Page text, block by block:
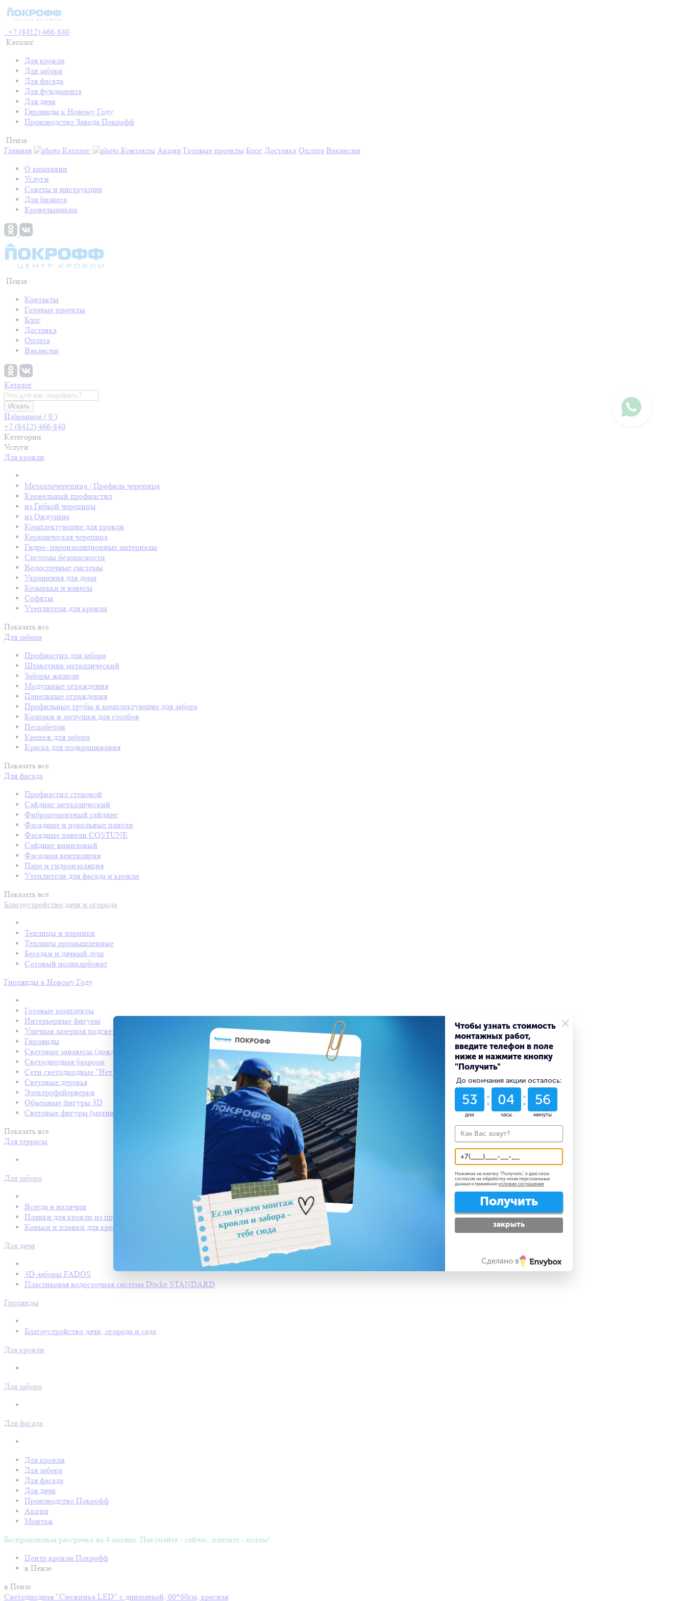
+7 (8412) 466-840
Каталог
Для кровли
Для забора
Для фасада
Для фундамента
Для дачи
Гирлянды к Новому Году
Производство Завода Покрофф
Пенза
Главная
Каталог Контакты Акции Готовые проекты Блог Доставка Оплата Вакансии
О компании
Услуги
Советы и инструкции
Для бизнеса
Кровельщикам
Пенза
Контакты
Готовые проекты
Блог
Доставка
Оплата
Вакансии
Каталог
Искать
Избранное ( 0 )
+7 (8412) 466-840
Категории
Услуги
Для кровли
Металлочерепица / Профиль черепица
Кровельный профнастил
из Гибкой черепицы
из Ондулина
Комплектующие для кровли
Керамическая черепица
Гидро- пароизоляционные материалы
Системы безопасности
Водосточные системы
Украшения для дома
Козырьки и навесы
Софиты
Утеплители для кровли
Показать все
Для забора
Профнастил для забора
Штакетник металлический
Заборы жалюзи
Модульные ограждения
Панельные ограждения
Профильные трубы и комплектующие для забора
Колпаки и заглушки для столбов
Пескобетон
Крепеж для забора
Краска для подкрашивания
Показать все
Для фасада
Профнастил стеновой
Сайдинг металлический
Фиброцементный сайдинг
Фасадные и цокольные панели
Фасадные панели COSTUNE
Сайдинг виниловый
Фасадная вентиляция
Паро и гидроизоляция
Утеплители для фасада и кровли
Показать все
Благоустройство дачи и огорода
Теплицы и парники
Теплицы промышленные
Беседки и дачный душ
Сотовый поликарбонат
Гирлянды к Новому Году
Готовые комплекты
Интерьерные фигуры
Уличная лазерная подсветка
Гирлянды
Световые занавесы (дождь светодиодный)
Светодиодная бахрома
Сети светодиодные "Нет Лайт"
Световые деревья
Электрофейерверки
Объемные фигуры 3D
Световые фигуры (мотивы)
Показать все
Для террасы
Для забора
Всегда в наличии
Планки для кровли из профнастила
Коньки и планки для кровли Покрофф
Для дачи
3D-заборы FADOS
Пластиковая водосточная система Döcke STANDARD
Гирлянды
Благоустройство дачи, огорода и сада
Для кровли
Для забора
Для фасада
Для кровли
Для забора
Для фасада
Для дачи
Производство Покрофф
Акции
Монтаж
Беспроцентная рассрочка на 4 месяца. Покупайте - сейчас, платите - потом!
Центр кровли Покрофф
в Пензе
в Пензе
Светодиодная "Снежинка LED" с динамикой, 60*60см, красная
×
Чтобы узнать стоимость
монтажных работ,
введите телефон в поле
ниже и нажмите кнопку
"Получить"
До окончания акции осталось:
53
дни
04
часы
56
минуты
Нажимая на кнопку "Получить", я даю свое
согласие на обработку моих персональных
данных и принимаю условия соглашения
Получить
закрыть
Сделано в